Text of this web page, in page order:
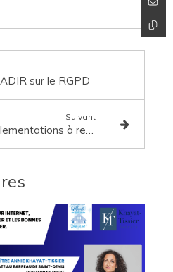
sur le RGPD
Suivant